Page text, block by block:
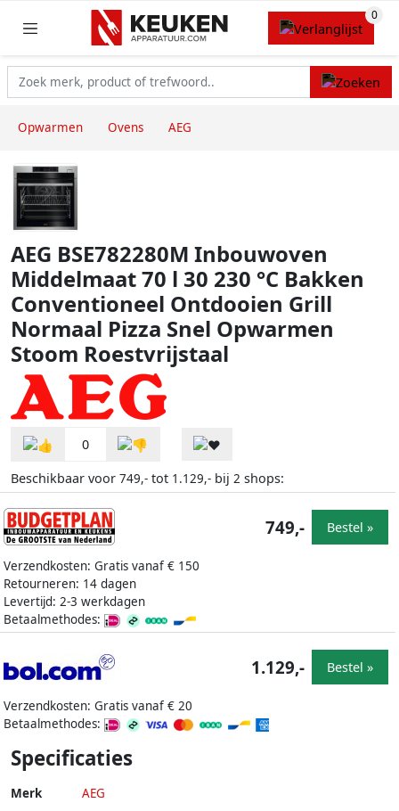
Opwarmen Ovens AEG
AEG BSE782280M Inbouwoven
Middelmaat 70 l 30 230 °C Bakken
Conventioneel Ontdooien Grill
Normaal Pizza Snel Opwarmen
Stoom Roestvrijstaal
0
Beschikbaar voor 749,- tot 1.129,- bij 2 shops:
Verzendkosten: Gratis vanaf € 150
Retourneren: 14 dagen
Levertijd: 2-3 werkdagen
Betaalmethodes:
749,- Bestel »
Verzendkosten: Gratis vanaf € 20
Betaalmethodes:
1.129,- Bestel »
Specificaties
Merk AEG